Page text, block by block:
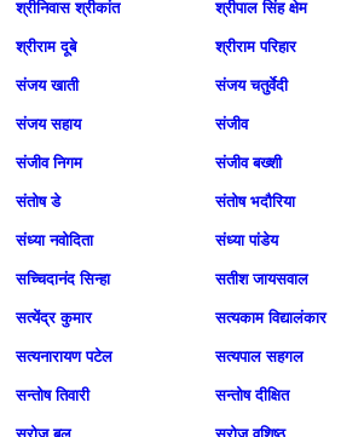
श्रीनिवास श्रीकांत श्रीपाल सिंह क्षेम
श्रीराम दूबे श्रीराम परिहार
संजय खाती संजय चतुर्वेदी
संजय सहाय संजीव
संजीव निगम संजीव बख्शी
संतोष डे संतोष भदौरिया
संध्या नवोदिता संध्या पांडेय
सच्चिदानंद सिन्हा सतीश जायसवाल
सत्‍येंद्र कुमार सत्यकाम विद्यालंकार
सत्यनारायण पटेल सत्यपाल सहगल
सन्तोष तिवारी सन्तोष दीक्षित